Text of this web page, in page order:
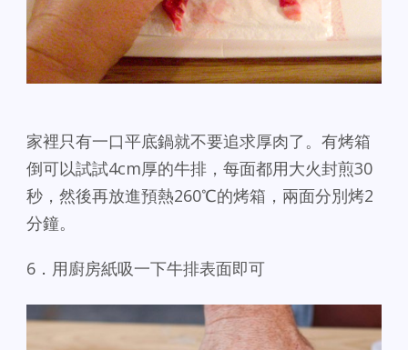
家裡只有一口平底鍋就不要追求厚肉了。有烤箱
倒可以試試4cm厚的牛排，每面都用大火封煎30
秒，然後再放進預熱260℃的烤箱，兩面分別烤2
分鐘。
6．用廚房紙吸一下牛排表面即可